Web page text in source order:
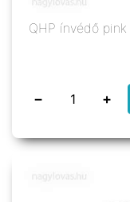
QHP ínvédő pink
− +